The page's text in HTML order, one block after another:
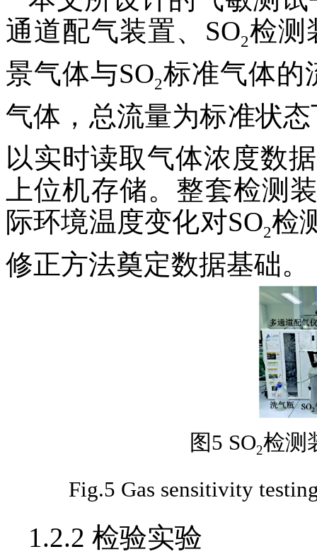
通道配气装置、SO2检测
景气体与SO2标准气体的
气体，总流量为标准状态
以实时读取气体浓度数
上位机存储。整套检测
际环境温度变化对SO2检
修正方法奠定数据基础。
图5 SO2检测
Fig.5 Gas sensitivity
1.2.2 检验实验